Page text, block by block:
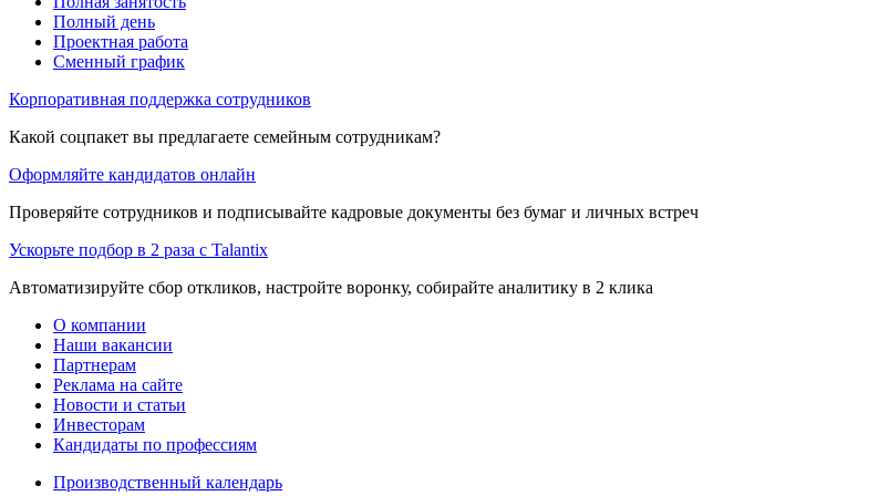
Полный день
Проектная работа
Сменный график
Корпоративная поддержка сотрудников
Какой соцпакет вы предлагаете семейным сотрудникам?
Оформляйте кандидатов онлайн
Проверяйте сотрудников и подписывайте кадровые документы без бумаг и личных встреч
Ускорьте подбор в 2 раза с Talantix
Автоматизируйте сбор откликов, настройте воронку, собирайте аналитику в 2 клика
О компании
Наши вакансии
Партнерам
Реклама на сайте
Новости и статьи
Инвесторам
Кандидаты по профессиям
Производственный календарь